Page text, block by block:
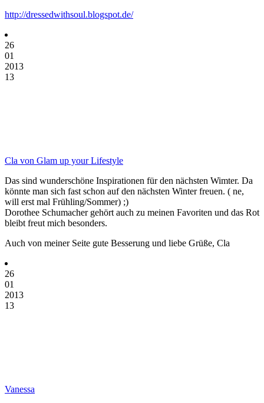
http://dressedwithsoul.blogspot.de/
26
01
2013
13
Cla von Glam up your Lifestyle
Das sind wunderschöne Inspirationen für den nächsten Wimter. Da
könnte man sich fast schon auf den nächsten Winter freuen. ( ne,
will erst mal Frühling/Sommer) ;)
Dorothee Schumacher gehört auch zu meinen Favoriten und das Rot
bleibt freut mich besonders.
Auch von meiner Seite gute Besserung und liebe Grüße, Cla
26
01
2013
13
Vanessa